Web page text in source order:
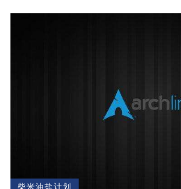
柴米油盐计划